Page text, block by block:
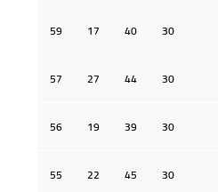
30
40
17
59
30
44
27
57
30
39
19
56
30
45
22
55